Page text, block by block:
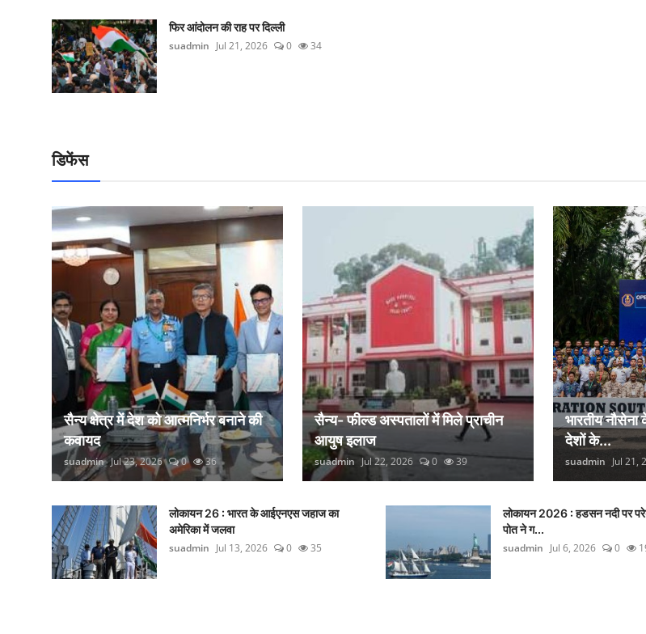
फिर आंदोलन की राह पर दिल्ली
suadmin Jul 21, 2026 0 34
डिफेंस
सैन्य क्षेत्र में देश को आत्मनिर्भर बनाने की
कवायद
suadmin Jul 23, 2026 0 36
सैन्य- फील्ड अस्पतालों में मिले प्राचीन
आयुष इलाज
suadmin Jul 22, 2026 0 39
भारतीय
देशों के...
suadmin Jul 21,
लोकायन 26 : भारत के आईएनएस जहाज का
अमेरिका में जलवा
suadmin Jul 13, 2026 0 35
लोकायन 2026 : हडसन नदी पर
पोत ने ग...
suadmin Jul 6, 2026 0